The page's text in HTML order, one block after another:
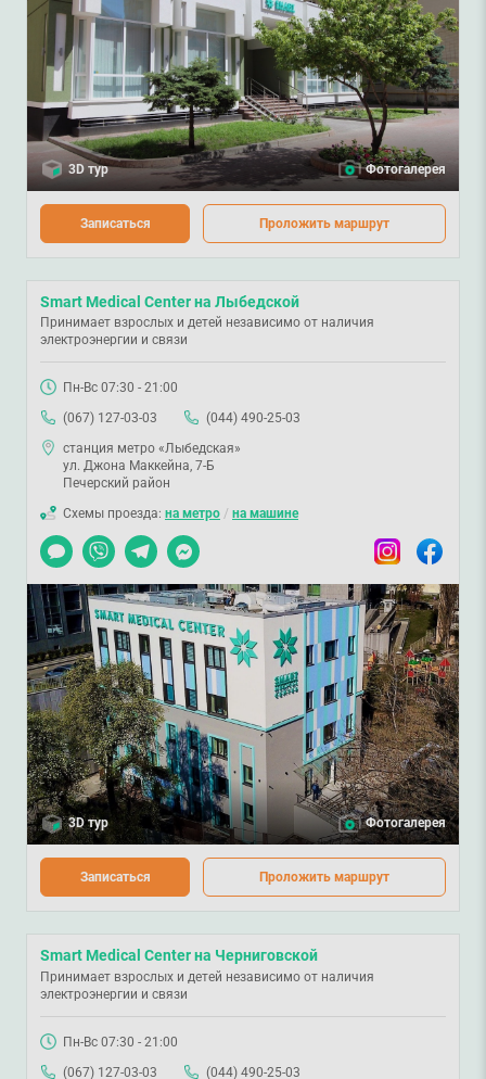
3D тур Фотогалерея
Записаться Проложить маршрут
Smart Medical Center на Лыбедской
Принимает взрослых и детей независимо от наличия
электроэнергии и связи
Пн-Вс 07:30 - 21:00
(067) 127-03-03
(044) 490-25-03
станция метро «Лыбедская»
ул. Джона Маккейна, 7-Б
Печерский район
Схемы проезда: на метро / на машине
Чат
Viber TelegramMessenger InstagramFacebook
3D тур Фотогалерея
Записаться Проложить маршрут
Smart Medical Center на Черниговской
Принимает взрослых и детей независимо от наличия
электроэнергии и связи
Пн-Вс 07:30 - 21:00
(067) 127-03-03
(044) 490-25-03